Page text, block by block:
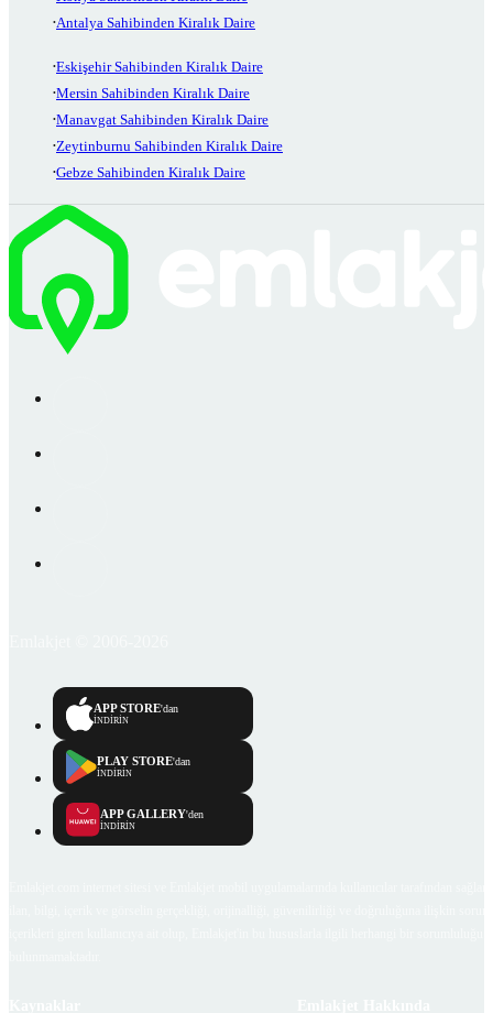
Antalya Sahibinden Kiralık Daire
Eskişehir Sahibinden Kiralık Daire
Mersin Sahibinden Kiralık Daire
Manavgat Sahibinden Kiralık Daire
Zeytinburnu Sahibinden Kiralık Daire
Gebze Sahibinden Kiralık Daire
APP STORE'dan
İNDİRİN
PLAY STORE'dan
İNDİRİN
APP GALLERY'den
İNDİRİN